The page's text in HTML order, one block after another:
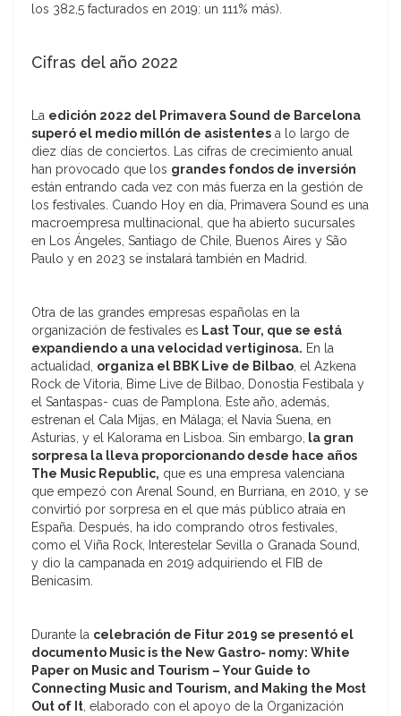
los 382,5 facturados en 2019: un 111% más).
Cifras del año 2022
La edición 2022 del Primavera Sound de Barcelona
superó el medio millón de asistentes a lo largo de
diez días de conciertos. Las cifras de crecimiento anual
han provocado que los grandes fondos de inversión
están entrando cada vez con más fuerza en la gestión de
los festivales. Cuando Hoy en día, Primavera Sound es una
macroempresa multinacional, que ha abierto sucursales
en Los Ángeles, Santiago de Chile, Buenos Aires y São
Paulo y en 2023 se instalará también en Madrid.
Otra de las grandes empresas españolas en la
organización de festivales es Last Tour, que se está
expandiendo a una velocidad vertiginosa. En la
actualidad, organiza el BBK Live de Bilbao, el Azkena
Rock de Vitoria, Bime Live de Bilbao, Donostia Festibala y
el Santaspas- cuas de Pamplona. Este año, además,
estrenan el Cala Mijas, en Málaga; el Navia Suena, en
Asturias, y el Kalorama en Lisboa. Sin embargo, la gran
sorpresa la lleva proporcionando desde hace años
The Music Republic, que es una empresa valenciana
que empezó con Arenal Sound, en Burriana, en 2010, y se
convirtió por sorpresa en el que más público atraía en
España. Después, ha ido comprando otros festivales,
como el Viña Rock, Interestelar Sevilla o Granada Sound,
y dio la campanada en 2019 adquiriendo el FIB de
Benicasim.
Durante la celebración de Fitur 2019 se presentó el
documento Music is the New Gastro- nomy: White
Paper on Music and Tourism – Your Guide to
Connecting Music and Tourism, and Making the Most
Out of It, elaborado con el apoyo de la Organización